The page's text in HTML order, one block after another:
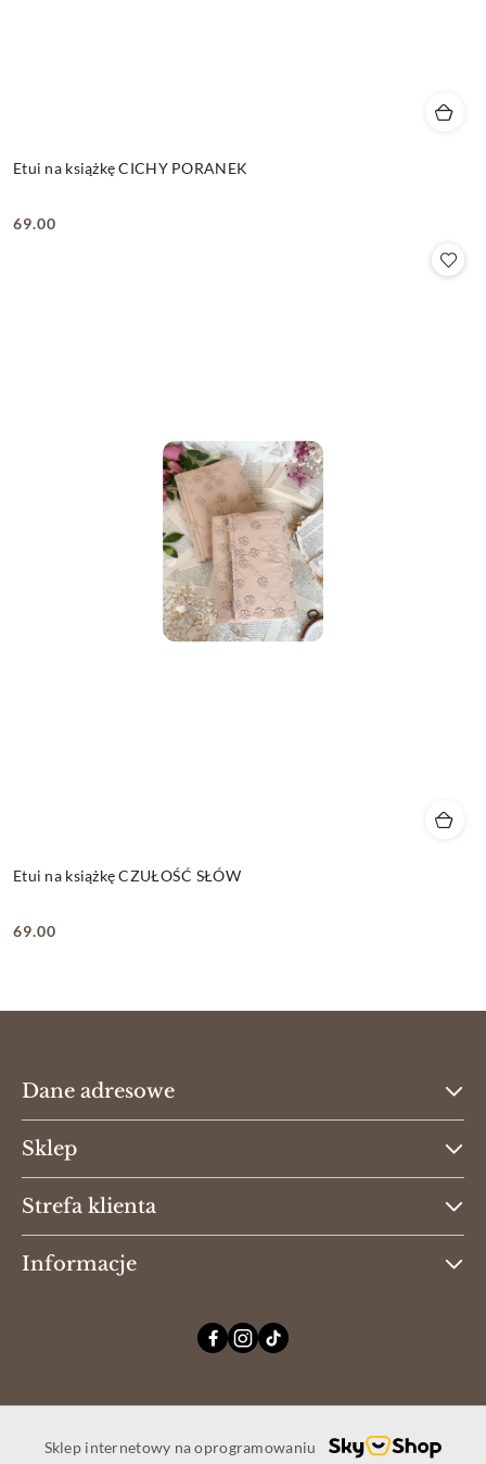
Etui na książkę CICHY PORANEK
Cena:
69.00
Etui na książkę CZUŁOŚĆ SŁÓW
Cena:
69.00
Dane adresowe
Sklep
Strefa klienta
Informacje
Sklep internetowy na oprogramowaniu